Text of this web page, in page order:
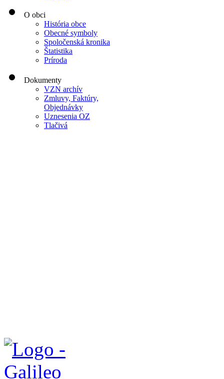
O obci
História obce
Obecné symboly
Spoločenská kronika
Štatistika
Príroda
Dokumenty
VZN archív
Zmluvy, Faktúry,
Objednávky
Uznesenia OZ
Tlačivá